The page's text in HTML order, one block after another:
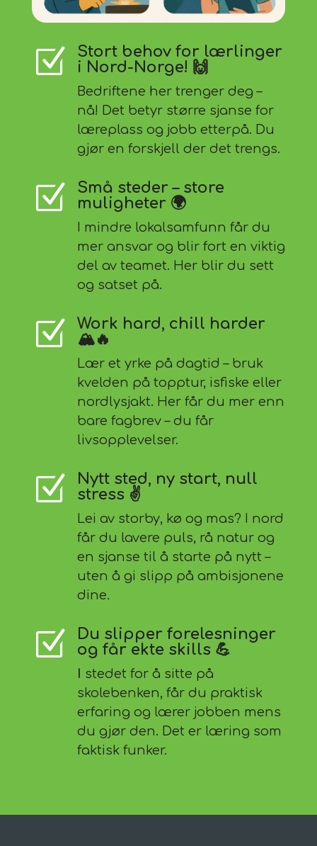
Z
Stort behov for lærlinger
i Nord-Norge! 🙌
Bedriftene her trenger deg –
nå! Det betyr større sjanse for
læreplass og jobb etterpå. Du
gjør en forskjell der det trengs.
Z
Små steder – store
muligheter 🌍
I mindre lokalsamfunn får du
mer ansvar og blir fort en viktig
del av teamet. Her blir du sett
og satset på.
Z
Work hard, chill harder
🏔️🔥
Lær et yrke på dagtid – bruk
kvelden på topptur, isfiske eller
nordlysjakt. Her får du mer enn
bare fagbrev – du får
livsopplevelser.
Z
Nytt sted, ny start, null
stress ✌️
Lei av storby, kø og mas? I nord
får du lavere puls, rå natur og
en sjanse til å starte på nytt –
uten å gi slipp på ambisjonene
dine.
Z
Du slipper forelesninger
og får ekte skills 💪
I stedet for å sitte på
skolebenken, får du praktisk
erfaring og lærer jobben mens
du gjør den. Det er læring som
faktisk funker.